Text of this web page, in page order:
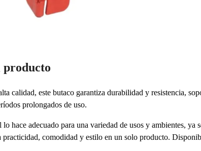
producto
calidad, este butaco garantiza durabilidad y resistencia,
prolongados de uso.
hace adecuado para una variedad de usos y ambientes,
comodidad y estilo en un solo producto.